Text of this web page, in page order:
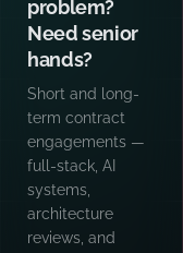
like I do?
Hands-on
workshops for
engineering
teams: AI
patterns, prompt
engineering,
TypeScript,
async
architecture, and